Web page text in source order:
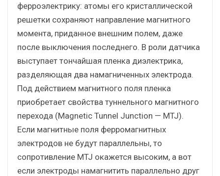
ферроэлектрику: атомы его кристаллической
решетки сохраняют направление магнитного
момента, приданное внешним полем, даже
после выключения последнего. В роли датчика
выступает тончайшая пленка диэлектрика,
разделяющая два намагниченных электрода.
Под действием магнитного поля пленка
приобретает свойства туннельного магнитного
перехода (Magnetic Tunnel Junction — MTJ).
Если магнитные поля ферромагнитных
электродов не будут параллельны, то
сопротивление MTJ окажется высоким, а вот
если электроды намагнитить параллельно друг